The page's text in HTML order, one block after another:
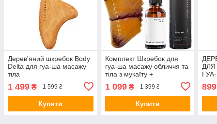
Дерев'яний шкребок Body
Delta для гуа-ша масажу
тіла
1 499 ₴ 1 599 ₴
Купити
Комплект Шкребок для
гуа-ша масажу обличчя та
тіла з мукаїту +
Арганова олія
1 099₴ 1 399 ₴
Купити
ДЛЯ
899